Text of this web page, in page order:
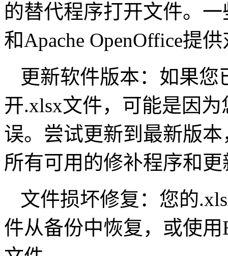
的替代程序打开文件。
和Apache OpenOffice提
更新软件版本：如果您
开.xlsx文件，可能是因
误。尝试更新到最新版
所有可用的修补程序和更
文件损坏修复：您的
件从备份中恢复，或使